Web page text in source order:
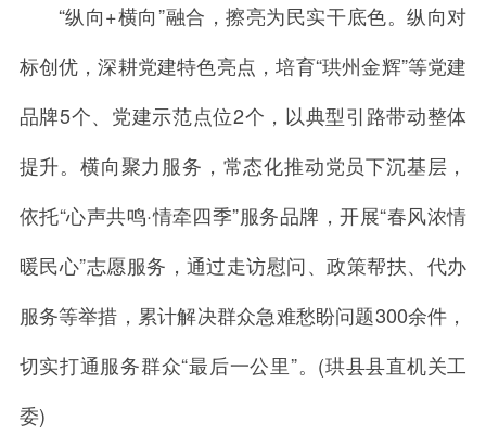
“纵向+横向”融合，擦亮为民实干底色。纵向对
标创优，深耕党建特色亮点，培育“珙州金辉”等党建
品牌5个、党建示范点位2个，以典型引路带动整体
提升。横向聚力服务，常态化推动党员下沉基层，
依托“心声共鸣·情牵四季”服务品牌，开展“春风浓情
暖民心”志愿服务，通过走访慰问、政策帮扶、代办
服务等举措，累计解决群众急难愁盼问题300余件，
切实打通服务群众“最后一公里”。(珙县县直机关工
委)